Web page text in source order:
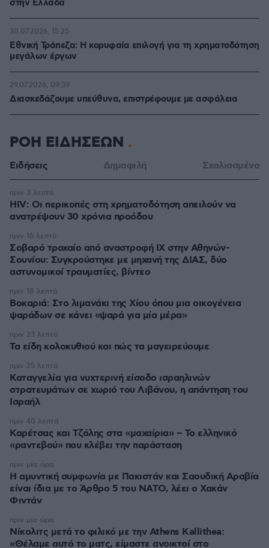
στην Ελλάδα
Εθνική Τράπεζα: Η κορυφαία επιλογή για τη χρηματοδότηση
μεγάλων έργων
30.07.2026, 15:25
Διασκεδάζουμε υπεύθυνα, επιστρέφουμε με ασφάλεια
29.07.2026, 09:39
ΡΟΗ ΕΙΔΗΣΕΩΝ
Ειδήσεις Δημοφιλή Σχολιασμένα
HIV: Οι περικοπές στη χρηματοδότηση απειλούν να
ανατρέψουν 30 χρόνια προόδου
πριν 3 λεπτά
Σοβαρό τροχαίο από αναστροφή ΙΧ στην Αθηνών-
Σουνίου: Συγκρούστηκε με μηχανή της ΔΙΑΣ, δύο
αστυνομικοί τραυματίες, βίντεο
πριν 16 λεπτά
Βοκαριά: Στο λιμανάκι της Χίου όπου μια οικογένεια
ψαράδων σε κάνει «ψαρά για μία μέρα»
πριν 18 λεπτά
Τα είδη κολοκυθιού και πώς τα μαγειρεύουμε
πριν 23 λεπτά
Καταγγελία για νυχτερινή είσοδο ισραηλινών
στρατευμάτων σε χωριό του Λιβάνου, η απάντηση του
Ισραήλ
πριν 25 λεπτά
Καρέτσας και Τζόλης στα «μαχαίρια» – Το ελληνικό
«ραντεβού» που κλέβει την παράσταση
πριν 40 λεπτά
Η αμυντική συμφωνία με Πακιστάν και Σαουδική Αραβία
είναι ίδια με το Άρθρο 5 του ΝΑΤΟ, λέει ο Χακάν
Φιντάν
πριν μία ώρα
Νίκολιτς μετά το φιλικό με την Athens Kallithea:
«Θέλαμε αυτό το ματς, είμαστε ανοικτοί στο
πριν μία ώρα